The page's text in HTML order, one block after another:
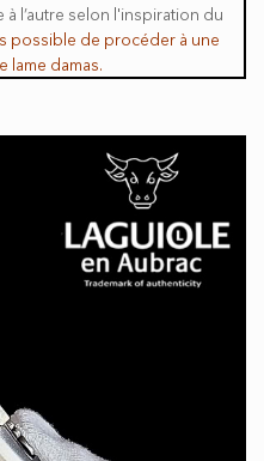
à l’autre selon l'inspiration du
possible de procéder à une
lame damas.